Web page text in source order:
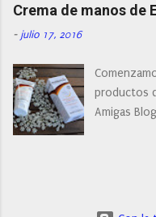
Crema de manos de
- julio 17, 2016
productos
Amigas
manos